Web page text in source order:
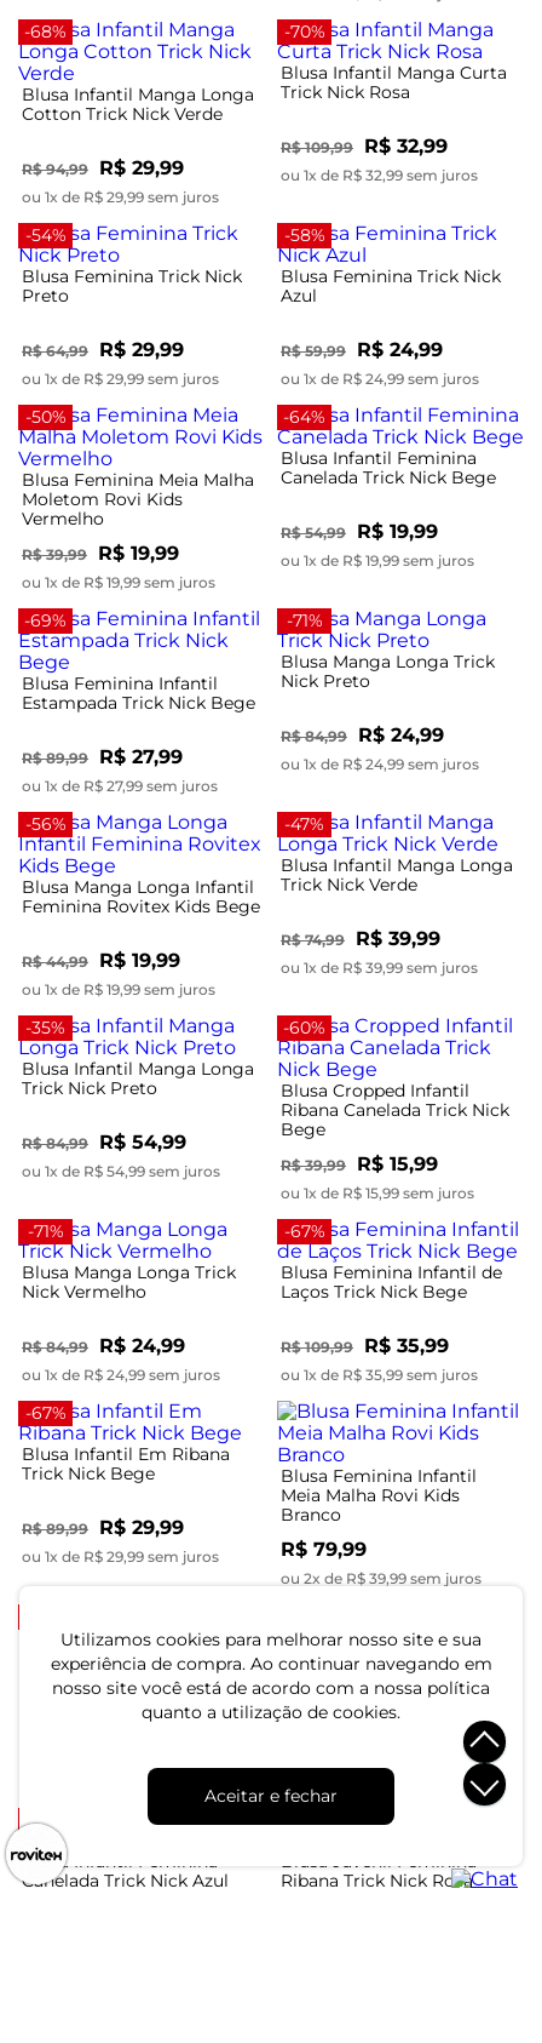
Utilizamos cookies para melhorar nosso site e sua
experiência de compra. Ao continuar navegando em
nosso site você está de acordo com a nossa política
quanto a utilização de cookies.
Aceitar e fechar
-68%
Blusa Infantil Manga Longa
Cotton Trick Nick Verde
R$ 94,99 R$ 29,99
ou 1x de R$ 29,99 sem juros
-70%
Blusa Infantil Manga Curta
Trick Nick Rosa
R$ 109,99 R$ 32,99
ou 1x de R$ 32,99 sem juros
-54%
Blusa Feminina Trick Nick
Preto
R$ 64,99 R$ 29,99
ou 1x de R$ 29,99 sem juros
-58%
Blusa Feminina Trick Nick
Azul
R$ 59,99 R$ 24,99
ou 1x de R$ 24,99 sem juros
-50%
Blusa Feminina Meia Malha
Moletom Rovi Kids
Vermelho
R$ 39,99 R$ 19,99
ou 1x de R$ 19,99 sem juros
-64%
Blusa Infantil Feminina
Canelada Trick Nick Bege
R$ 54,99 R$ 19,99
ou 1x de R$ 19,99 sem juros
-69%
Blusa Feminina Infantil
Estampada Trick Nick Bege
R$ 89,99 R$ 27,99
ou 1x de R$ 27,99 sem juros
-71%
Blusa Manga Longa Trick
Nick Preto
R$ 84,99 R$ 24,99
ou 1x de R$ 24,99 sem juros
-56%
Blusa Manga Longa Infantil
Feminina Rovitex Kids Bege
R$ 44,99 R$ 19,99
ou 1x de R$ 19,99 sem juros
-47%
Blusa Infantil Manga Longa
Trick Nick Verde
R$ 74,99 R$ 39,99
ou 1x de R$ 39,99 sem juros
-35%
Blusa Infantil Manga Longa
Trick Nick Preto
R$ 84,99 R$ 54,99
ou 1x de R$ 54,99 sem juros
-60%
Blusa Cropped Infantil
Ribana Canelada Trick Nick
Bege
R$ 39,99 R$ 15,99
ou 1x de R$ 15,99 sem juros
-71%
Blusa Manga Longa Trick
Nick Vermelho
R$ 84,99 R$ 24,99
ou 1x de R$ 24,99 sem juros
-67%
Blusa Feminina Infantil de
Laços Trick Nick Bege
R$ 109,99 R$ 35,99
ou 1x de R$ 35,99 sem juros
-67%
Blusa Infantil Em Ribana
Trick Nick Bege
R$ 89,99 R$ 29,99
ou 1x de R$ 29,99 sem juros
Blusa Feminina Infantil
Meia Malha Rovi Kids
Branco
R$ 79,99
ou 2x de R$ 39,99 sem juros
Blusa Manga Longa Meia
Malha Com Estampa Rovi
ou 1x de R$ 34,99 sem juros
Blusa Manga Longa em
Cotton Rovi Kids Preto
ou 1x de R$ 34,99 sem juros
-64%
Blusa Infantil Feminina
Canelada Trick Nick Azul
Ribana Trick Nick Rosa